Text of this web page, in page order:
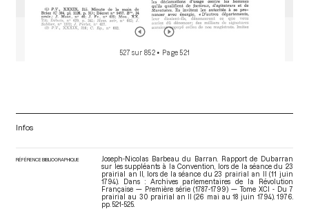
527 sur 852 • Page 521
Infos
RÉFÉRENCE BIBLIOGRAPHIQUE
Joseph-Nicolas Barbeau du Barran. Rapport de Dubarran
sur les suppléants à la Convention, lors de la séance du 23
prairial an II, lors de la séance du 23 prairial an II (11 juin
1794). Dans : Archives parlementaires de la Révolution
Française — Première série (1787-1799) — Tome XCI - Du 7
prairial au 30 prairial an II (26 mai au 18 juin 1794). 1976.
pp. 521-525.